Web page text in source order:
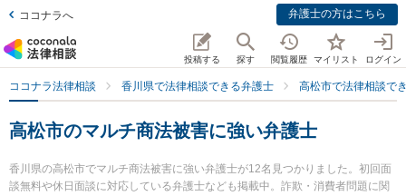
ココナラへ 弁護士の方はこちら
投稿する 探す 閲覧履歴 マイリスト ログイン
ココナラ法律相談 香川県で法律相談できる弁護士 高松市で法律相談で
高松市のマルチ商法被害に強い弁護士
香川県の高松市でマルチ商法被害に強い弁護士が12名見つかりました。初回面
談無料や休日面談に対応している弁護士なども掲載中。詐欺・消費者問題に関